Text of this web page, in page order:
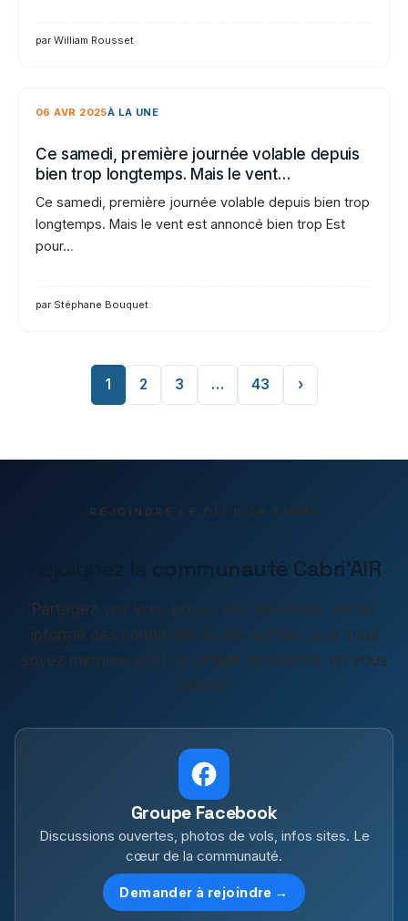
par William Rousset
06 AVR 2025À LA UNE
Ce samedi, première journée volable depuis
bien trop longtemps. Mais le vent…
Ce samedi, première journée volable depuis bien trop
longtemps. Mais le vent est annoncé bien trop Est
pour…
par Stéphane Bouquet
1 2 3 … 43 ›
REJOINDRE LE CLUB EN LIGNE
Rejoignez la communauté Cabri'AIR
Partagez vos vols, posez vos questions, restez
informé des conditions et des sorties. Que vous
soyez membre actif ou simple passionné, on vous
attend !
Groupe Facebook
Discussions ouvertes, photos de vols, infos sites. Le
cœur de la communauté.
Demander à rejoindre →